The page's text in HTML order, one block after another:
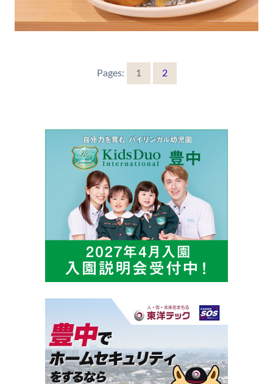
Pages: 1 2